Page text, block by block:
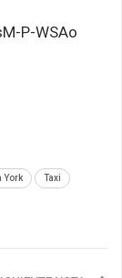
P-WSAo
York Taxi